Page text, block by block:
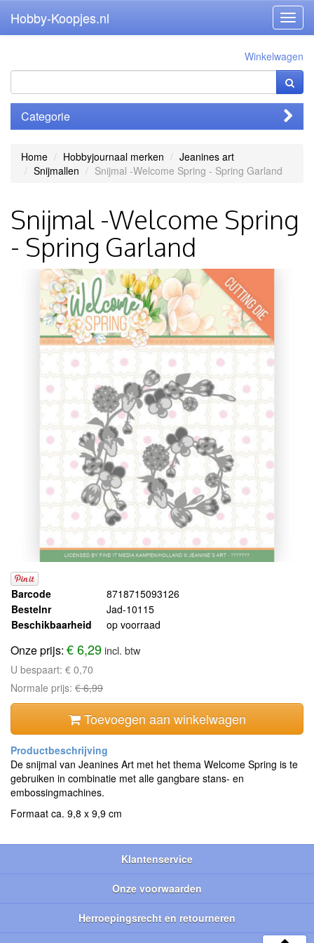
Hobby-Koopjes.nl
Winkelwagen
Categorie
Home Hobbyjournaal merken
Jeanines art
Snijmallen
Snijmal -Welcome Spring - Spring Garland
Snijmal -Welcome Spring
- Spring Garland
Barcode
8718715093126
Bestelnr
Jad-10115
Beschikbaarheid
op voorraad
Onze prijs: € 6,29incl. btw
U bespaart: € 0,70
Normale prijs: € 6,99
Toevoegen aan winkelwagen
De snijmal van Jeanines Art met het thema Welcome Spring is te
gebruiken in combinatie met alle gangbare stans- en
embossingmachines.
Formaat ca. 9,8 x 9,9 cm
Klantenservice
Onze voorwaarden
Herroepingsrecht en retourneren